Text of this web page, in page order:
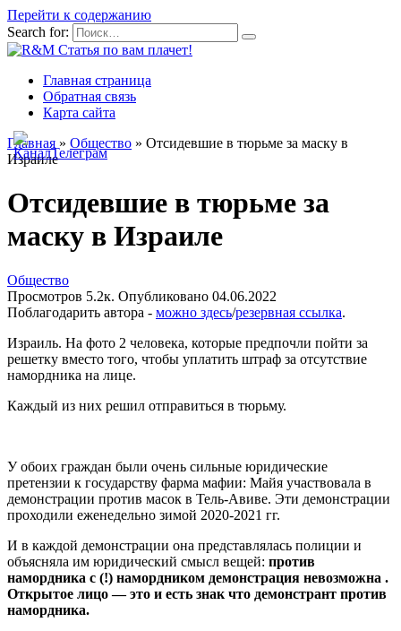
Перейти к содержанию
Search for:
Главная страница
Обратная связь
Карта сайта
Главная » Общество » Отсидевшие в тюрьме за маску в
Израиле
Отсидевшие в тюрьме за
маску в Израиле
Общество
Просмотров 5.2к. Опубликовано 04.06.2022
Поблагодарить автора - можно здесь/резервная ссылка.
Израиль. На фото 2 человека, которые предпочли пойти за
решетку вместо того, чтобы уплатить штраф за отсутствие
намордника на лице.
Каждый из них решил отправиться в тюрьму.
У обоих граждан были очень сильные юридические
претензии к государству фарма мафии: Майя участвовала в
демонстрации против масок в Тель-Авиве. Эти демонстрации
проходили еженедельно зимой 2020-2021 гг.
И в каждой демонстрации она представлялась полиции и
объясняла им юридический смысл вещей: против
намордника с (!) намордником демонстрация невозможна .
Открытое лицо — это и есть знак что демонстрант против
намордника.